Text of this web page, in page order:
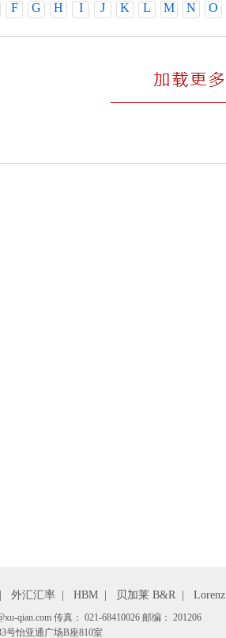
F G H I J K L M N O
外汇汇率 HBM 贝加莱 B&R Lorenz
qian.com 传真： 021-68410026 邮编： 201206
号怡亚通广场B座810室